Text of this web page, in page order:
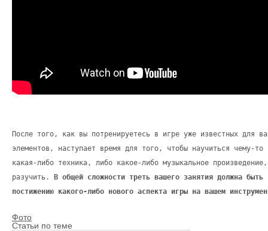
После того, как вы потренируетесь в игре уже известных для
элементов, наступает время для того, чтобы научиться чему-
какая-либо техника, либо какое-либо музыкальное
разучить. В общей сложности треть вашего занятия должна быть
постижению какого-либо нового аспекта игры на вашем
Фото
Статьи по теме